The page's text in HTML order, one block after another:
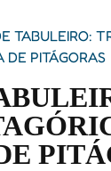
TABULEIRO:
DE PITÁGORAS